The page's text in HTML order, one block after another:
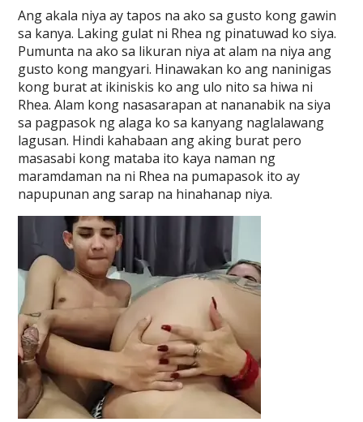
Ang akala niya ay tapos na ako sa gusto kong gawin
sa kanya. Laking gulat ni Rhea ng pinatuwad ko siya.
Pumunta na ako sa likuran niya at alam na niya ang
gusto kong mangyari. Hinawakan ko ang naninigas
kong burat at ikiniskis ko ang ulo nito sa hiwa ni
Rhea. Alam kong nasasarapan at nananabik na siya
sa pagpasok ng alaga ko sa kanyang naglalawang
lagusan. Hindi kahabaan ang aking burat pero
masasabi kong mataba ito kaya naman ng
maramdaman na ni Rhea na pumapasok ito ay
napupunan ang sarap na hinahanap niya.